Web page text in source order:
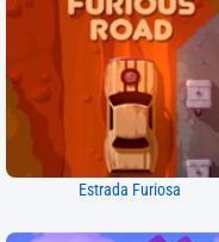
Estrada Furiosa